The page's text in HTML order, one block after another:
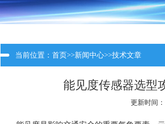
当前位置：首页>>新闻中心>>技术文章
能见度传感器选型
更新时间